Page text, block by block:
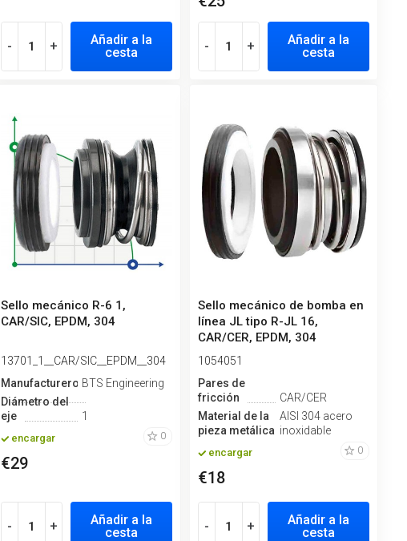
- +
Añadir a la
cesta
- +
Añadir a la
cesta
Sello mecánico R-6 1,
CAR/SIC, EPDM, 304
13701_1__CAR/SIC__EPDM__304
Manufacturero BTS Engineering
Diámetro del
eje
1
encargar 0
€29
- +
Añadir a la
cesta
Sello mecánico de bomba en
línea JL tipo R-JL 16,
CAR/CER, EPDM, 304
1054051
Pares de
fricción
CAR/CER
Material de la
pieza metálica
AISI 304 acero
inoxidable
encargar 0
€18
- +
Añadir a la
cesta